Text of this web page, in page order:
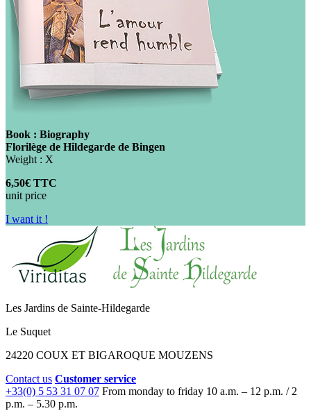
Book : Biography
Florilège de Hildegarde de Bingen
Weight : X
6,50€ TTC
unit price
I want it !
Les Jardins de Sainte-Hildegarde
Le Suquet
24220 COUX ET BIGAROQUE MOUZENS
Contact us Customer service
+33(0) 5 53 31 07 07 From monday to friday 10 a.m. – 12 p.m. / 2
p.m. – 5.30 p.m.